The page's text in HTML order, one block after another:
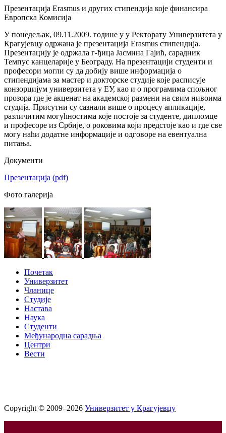
Презентација Erasmus и других стипендија које финансира
Европска Комисија
У понедељак, 09.11.2009. године у у Ректорату Универзитета у
Крагујевцу одржана је презентација Erasmus стипендија.
Презентацију је одржала г-ђица Јасмина Гајић, сарадник
Темпус канцеларије у Београду. На презентацији студенти и
професори могли су да добију више информација о
стипендијама за мастер и докторске студије које расписује
конзорцијум универзитета у ЕУ, као и о програмима спољног
прозора где је акценат на академској размени на свим нивоима
студија. Присутни су сазнали више о процесу апликације,
различитим могућностима које постоје за студенте, дипломце
и професоре из Србије, о роковима који предстоје као и где све
могу наћи додатне информације и одговоре на евентуална
питања.
Документи
Презентација (pdf)
Фото галерија
Почетак
Универзитет
Чланице
Студије
Настава
Наука
Студенти
Међународна сарадња
Центри
Вести
Copyright © 2009–2026 Универзитет у Крагујевцу